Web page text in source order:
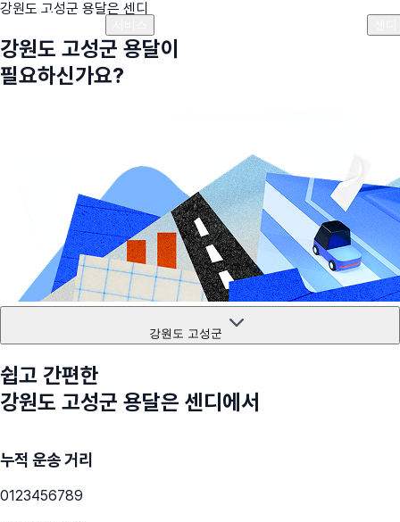
강원도 고성군 용달은 센디
강원도 고성군 용달이
필요하신가요?
강원도 고성군
쉽고 간편한
강원도 고성군 용달은 센디에서
누적 운송 거리
0123456789